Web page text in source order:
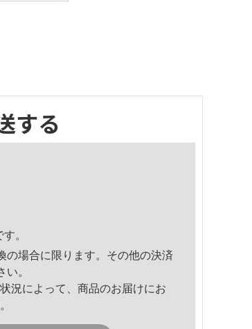
する
。
の場合に限ります。その他の決済
い。
況によって、商品のお届けにお